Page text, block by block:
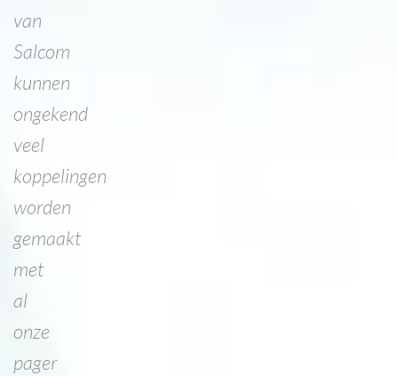
van
Salcom
kunnen
ongekend
veel
koppelingen
worden
gemaakt
met
al
onze
pager